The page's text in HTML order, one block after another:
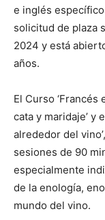
e inglés
solicitud de plaza
2024 y está
años.
El Curso
cata y maridaje’ y
alrededor del
sesiones de 90
especialmente
de la enología,
mundo del vino.